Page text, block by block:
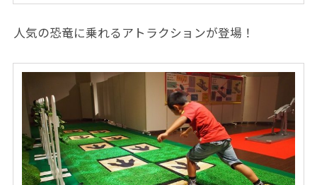
人気の恐竜に乗れるアトラクションが登場！